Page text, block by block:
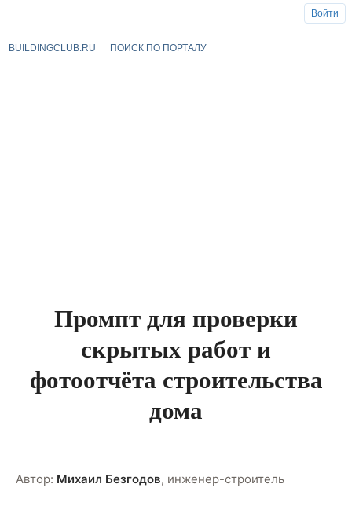
BUILDINGCLUB.RU ПОИСК ПО ПОРТАЛУ
Промпт для проверки
скрытых работ и
фотоотчёта строительства
дома
Автор: Михаил Безгодов, инженер-строитель
Войти